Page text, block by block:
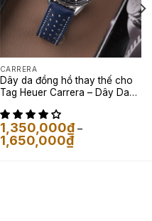
CARRERA
Dây da đồng hồ thay thế cho
Tag Heuer Carrera – Dây Da
1,350,000₫ –
1,650,000₫Khoảng
giá: